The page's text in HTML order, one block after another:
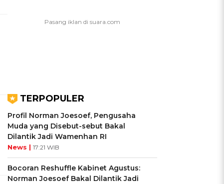
TERPOPULER
Profil Norman Joesoef, Pengusaha
Muda yang Disebut-sebut Bakal
Dilantik Jadi Wamenhan RI
News | 17:21 WIB
Bocoran Reshuffle Kabinet Agustus:
Norman Joesoef Bakal Dilantik Jadi